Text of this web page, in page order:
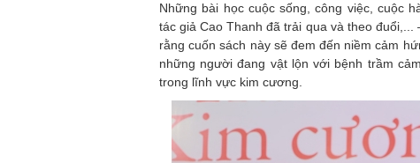
Những bài học cuộc sống, công việc, cuộc
tác giả Cao Thanh đã trải qua và theo
rằng cuốn sách này sẽ đem đến niềm cảm
những người đang vật lộn với bệnh trầm
trong lĩnh vực kim cương.